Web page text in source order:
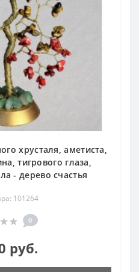
хрусталя, аметиста,
тигрового глаза,
- дерево счастья
101264
0
руб.